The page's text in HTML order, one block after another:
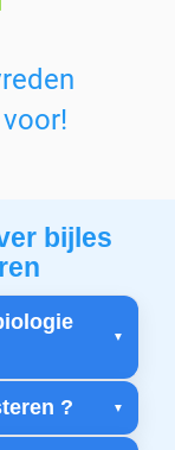
bijles
?